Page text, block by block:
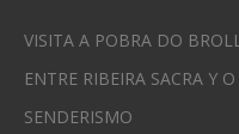
VISITA A POBRA DO
ENTRE RIBEIRA SACRA Y O
SENDERISMO